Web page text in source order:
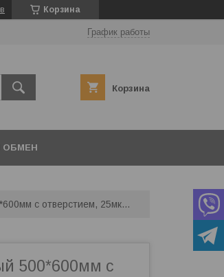
Корзина
График работы
Корзина
ОБМЕН
Пакет полипропиленовый 500*600мм с отверстием, 25мкм, 100штук,рф
500*600мм с